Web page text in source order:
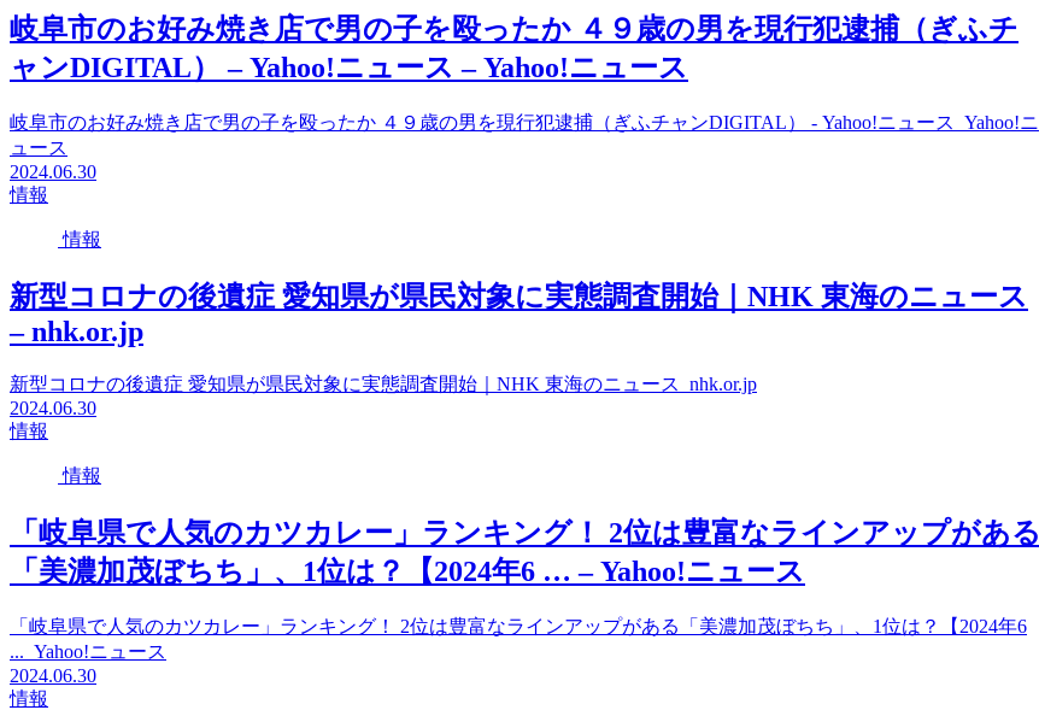
岐阜市のお好み焼き店で男の子を殴ったか ４９歳の男を現行犯逮捕（ぎふチ
ャンDIGITAL） – Yahoo!ニュース – Yahoo!ニュース
岐阜市のお好み焼き店で男の子を殴ったか ４９歳の男を現行犯逮捕（ぎふチャンDIGITAL） - Yahoo!ニュース Yahoo!ニ
ュース
2024.06.30
情報
情報
新型コロナの後遺症 愛知県が県民対象に実態調査開始｜NHK 東海のニュース
– nhk.or.jp
新型コロナの後遺症 愛知県が県民対象に実態調査開始｜NHK 東海のニュース nhk.or.jp
2024.06.30
情報
情報
「岐阜県で人気のカツカレー」ランキング！ 2位は豊富なラインアップがある
「美濃加茂ぼちち」、1位は？【2024年6 … – Yahoo!ニュース
「岐阜県で人気のカツカレー」ランキング！ 2位は豊富なラインアップがある「美濃加茂ぼちち」、1位は？【2024年6
... Yahoo!ニュース
2024.06.30
情報